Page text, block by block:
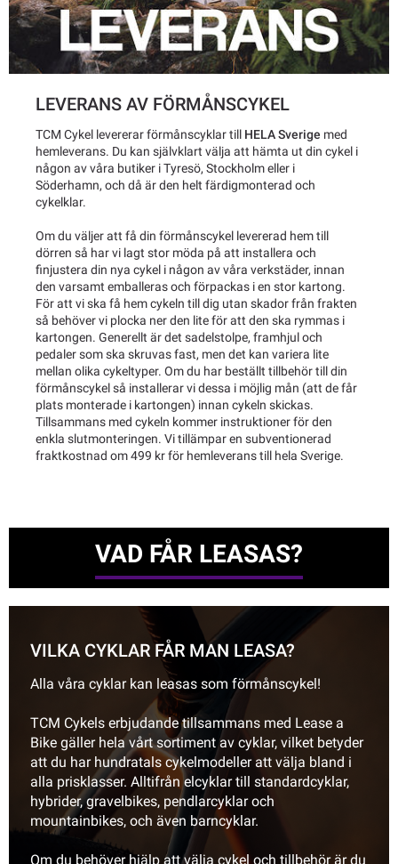
LEVERANS AV FÖRMÅNSCYKEL
TCM Cykel levererar förmånscyklar till HELA Sverige med
hemleverans. Du kan självklart välja att hämta ut din cykel i
någon av våra butiker i Tyresö, Stockholm eller i
Söderhamn, och då är den helt färdigmonterad och
cykelklar.
Om du väljer att få din förmånscykel levererad hem till
dörren så har vi lagt stor möda på att installera och
finjustera din nya cykel i någon av våra verkstäder, innan
den varsamt emballeras och förpackas i en stor kartong.
För att vi ska få hem cykeln till dig utan skador från frakten
så behöver vi plocka ner den lite för att den ska rymmas i
kartongen. Generellt är det sadelstolpe, framhjul och
pedaler som ska skruvas fast, men det kan variera lite
mellan olika cykeltyper. Om du har beställt tillbehör till din
förmånscykel så installerar vi dessa i möjlig mån (att de får
plats monterade i kartongen) innan cykeln skickas.
Tillsammans med cykeln kommer instruktioner för den
enkla slutmonteringen. Vi tillämpar en subventionerad
fraktkostnad om 499 kr för hemleverans till hela Sverige.
VAD FÅR LEASAS?
VILKA CYKLAR FÅR MAN LEASA?
Alla våra cyklar kan leasas som förmånscykel!
TCM Cykels erbjudande tillsammans med Lease a
Bike gäller hela vårt sortiment av cyklar, vilket betyder
att du har hundratals cykelmodeller att välja bland i
alla prisklasser. Alltifrån elcyklar till standardcyklar,
hybrider, gravelbikes, pendlarcyklar och
mountainbikes, och även barncyklar.
Om du behöver hjälp att välja cykel och tillbehör är du